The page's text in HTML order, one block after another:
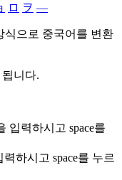
ロ ヲ ―
식으로 중국어를 변환
니다.
입력하시고 space를
력하시고 space를 누르